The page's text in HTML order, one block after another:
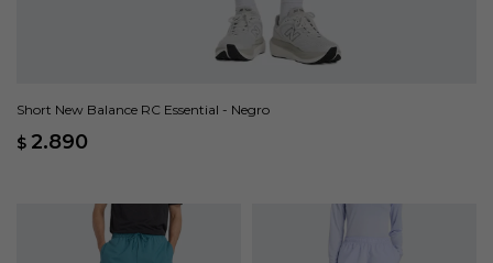
Short New Balance RC Essential - Negro
$ 2.890